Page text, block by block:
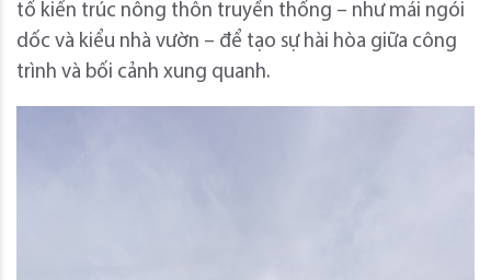
tố kiến ​​trúc nông thôn truyền thống – như mái ngói
dốc và kiểu nhà vườn – để tạo sự hài hòa giữa công
trình và bối cảnh xung quanh.